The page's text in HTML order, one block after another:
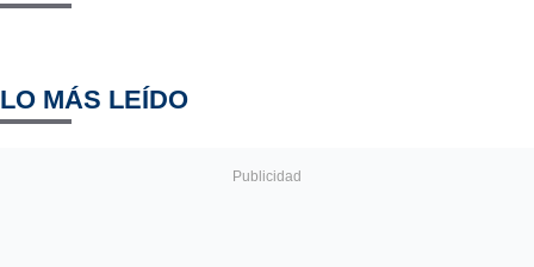
LO MÁS LEÍDO